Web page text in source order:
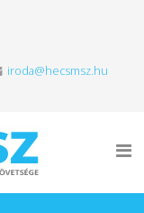
iroda@hecsmsz.hu